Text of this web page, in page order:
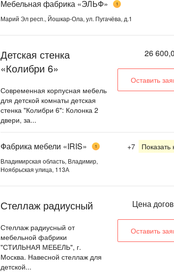
Мебельная фабрика «ЭЛЬФ» 1
Марий Эл респ., Йошкар-Ола, ул. Пугачёва, д.1
Детская стенка
«Колибри 6»
Современная корпусная мебель
для детской комнаты детская
стенка "Колибри 6": Колонка 2
двери, за...
26
Оставить
Фабрика мебели «IRIS» 1
Владимирская область, Владимир,
Ноябрьская улица, 113А
+7
Стеллаж радиусный
Стеллаж радиусный от
мебельной фабрики
"СТИЛЬНАЯ МЕБЕЛЬ", г.
Москва. Навесной стеллаж для
детской...
Цена
Оставить